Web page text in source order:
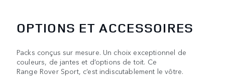
OPTIONS ET ACCESSOIRES
Packs conçus sur mesure. Un choix exceptionnel de
couleurs, de jantes et d’options de toit. Ce
Range Rover Sport, c’est indiscutablement le vôtre.